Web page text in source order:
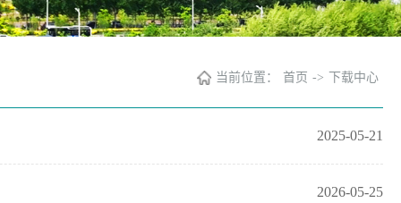
当前位置： 首页 -> 下载中心
2025-05-21
2026-05-25